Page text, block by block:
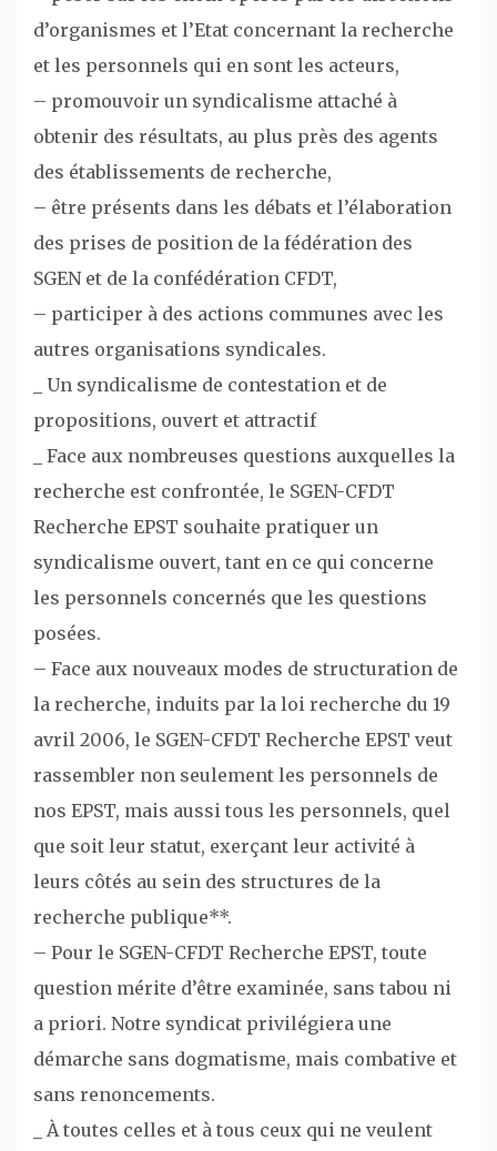
d’organismes et l’Etat concernant la recherche
et les personnels qui en sont les acteurs,
– promouvoir un syndicalisme attaché à
obtenir des résultats, au plus près des agents
des établissements de recherche,
– être présents dans les débats et l’élaboration
des prises de position de la fédération des
SGEN et de la confédération CFDT,
– participer à des actions communes avec les
autres organisations syndicales.
_ Un syndicalisme de contestation et de
propositions, ouvert et attractif
_ Face aux nombreuses questions auxquelles la
recherche est confrontée, le SGEN-CFDT
Recherche EPST souhaite pratiquer un
syndicalisme ouvert, tant en ce qui concerne
les personnels concernés que les questions
posées.
– Face aux nouveaux modes de structuration de
la recherche, induits par la loi recherche du 19
avril 2006, le SGEN-CFDT Recherche EPST veut
rassembler non seulement les personnels de
nos EPST, mais aussi tous les personnels, quel
que soit leur statut, exerçant leur activité à
leurs côtés au sein des structures de la
recherche publique**.
– Pour le SGEN-CFDT Recherche EPST, toute
question mérite d’être examinée, sans tabou ni
a priori. Notre syndicat privilégiera une
démarche sans dogmatisme, mais combative et
sans renoncements.
_ À toutes celles et à tous ceux qui ne veulent